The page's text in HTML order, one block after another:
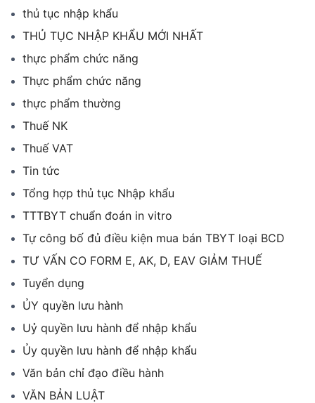
thủ tục nhập khẩu
THỦ TỤC NHẬP KHẨU MỚI NHẤT
thực phẩm chức năng
Thực phẩm chức năng
thực phẩm thường
Thuế NK
Thuế VAT
Tin tức
Tổng hợp thủ tục Nhập khẩu
TTTBYT chuẩn đoán in vitro
Tự công bố đủ điều kiện mua bán TBYT loại BCD
TƯ VẤN CO FORM E, AK, D, EAV GIẢM THUẾ
Tuyển dụng
ỦY quyền lưu hành
Uỷ quyền lưu hành để nhập khẩu
Ủy quyền lưu hành để nhập khẩu
Văn bản chỉ đạo điều hành
VĂN BẢN LUẬT